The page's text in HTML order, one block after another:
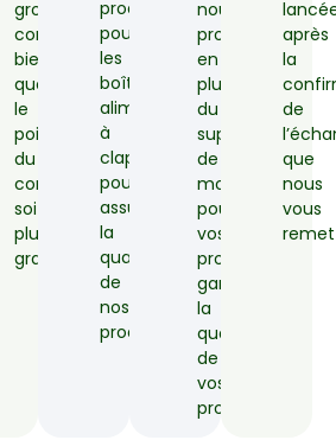
grosse
commande
bien
que
le
poids
du
conteneur
soit
plus
grand.
produits
pour
les
boîtes
alimentaires
à
clapet,
pour
assurer
la
qualité
de
nos
produits.
nouveau
produit
en
plus
du
support
de
moules
pour
vos
produits,
garantissant
la
qualité
de
vos
produits.
après
la
de
que
nous
vous